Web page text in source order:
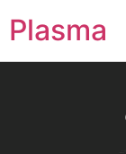
Plasma